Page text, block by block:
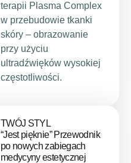
terapii Plasma Complex
w przebudowie tkanki
skóry – obrazowanie
przy użyciu
ultradźwięków wysokiej
częstotliwości.
TWÓJ STYL
“Jest pięknie” Przewodnik
po nowych zabiegach
medycyny estetycznej